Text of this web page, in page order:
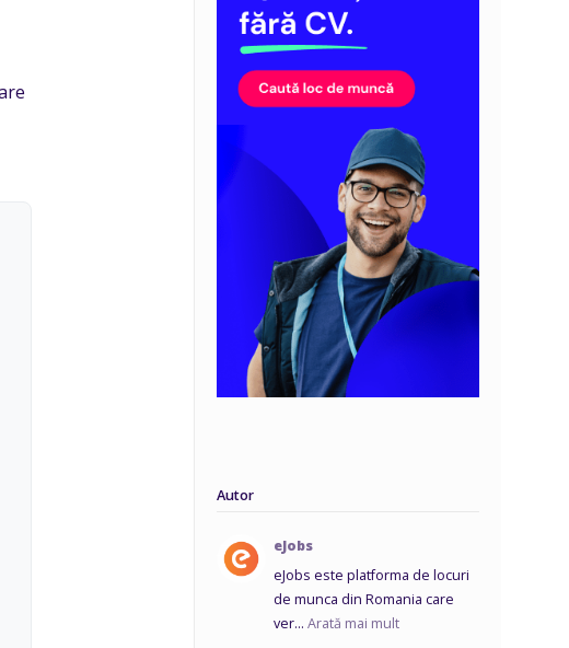
Autor
eJobs
eJobs este platforma de locuri
de munca din Romania care
ver...Arată mai mult